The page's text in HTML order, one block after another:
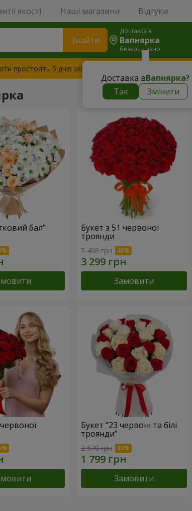
якості Наші магазини Відгуки
Знайти
Доставка в
Вапнярка
безкоштовно
Доставка вВапнярка?
Так
Змінити
простоять 5 днів або замінимо букет
бал" Букет з 51 червоної
троянди
5 498 грн
Замовити
Букет "23 червоні та білі
троянди"
2 570 грн
Замовити